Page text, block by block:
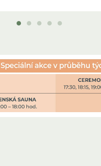
Doporučená délka saunování:
Maximální kapacita:
15 osob